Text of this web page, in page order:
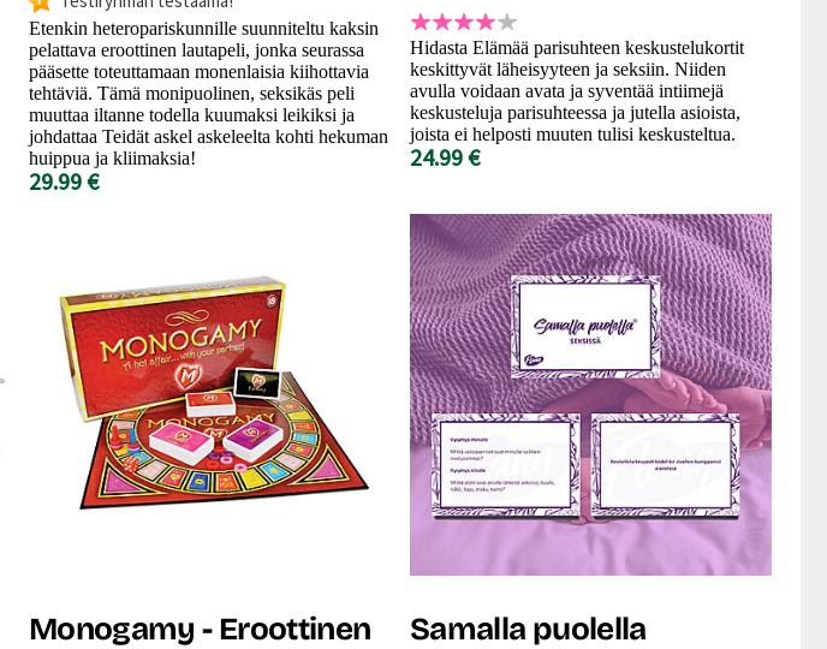
Etenkin heteropariskunnille suunniteltu kaksin
pelattava eroottinen lautapeli, jonka seurassa
pääsette toteuttamaan monenlaisia kiihottavia
tehtäviä. Tämä monipuolinen, seksikäs peli
muuttaa iltanne todella kuumaksi leikiksi ja
johdattaa Teidät askel askeleelta kohti hekuman
huippua ja kliimaksia!
29.99 €
Hidasta Elämää parisuhteen keskustelukortit
keskittyvät läheisyyteen ja seksiin. Niiden
avulla voidaan avata ja syventää intiimejä
keskusteluja parisuhteessa ja jutella asioista,
joista ei helposti muuten tulisi keskusteltua.
24.99 €
Monogamy - Eroottinen
Samalla puolella